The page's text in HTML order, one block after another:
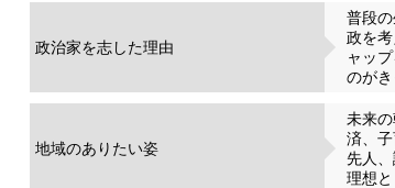
政治家を志した理由
普段
政を
ャッ
のがき
地域のありたい姿
未来
済、
先人
理想と